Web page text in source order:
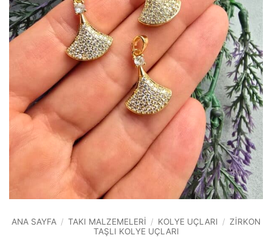
ANA SAYFA / TAKI MALZEMELERI / KOLYE UÇLARI / ZIRKON
TAŞLI KOLYE UÇLARI